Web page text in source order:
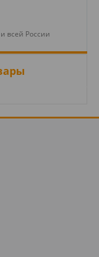
всей России